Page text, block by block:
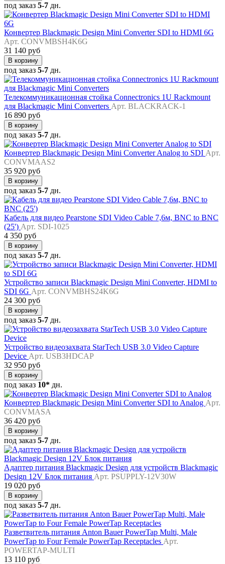
под заказ 5-7 дн.
Конвертер Blackmagic Design Mini Converter SDI to HDMI 6G
Арт. CONVMBSH4K6G
31 140 руб
В корзину
под заказ 5-7 дн.
Телекоммуникационная стойка Connectronics 1U Rackmount
для Blackmagic Mini Converters Арт. BLACKRACK-1
16 890 руб
В корзину
под заказ 5-7 дн.
Конвертер Blackmagic Design Mini Converter Analog to SDI Арт.
CONVMAAS2
35 920 руб
В корзину
под заказ 5-7 дн.
Кабель для видео Pearstone SDI Video Cable 7,6м, BNC to BNC
(25') Арт. SDI-1025
4 350 руб
В корзину
под заказ 5-7 дн.
Устройство записи Blackmagic Design Mini Converter, HDMI to
SDI 6G Арт. CONVMBHS24K6G
24 300 руб
В корзину
под заказ 5-7 дн.
Устройство видеозахвата StarTech USB 3.0 Video Capture
Device Арт. USB3HDCAP
32 950 руб
В корзину
под заказ 10* дн.
Конвертер Blackmagic Design Mini Converter SDI to Analog Арт.
CONVMASA
36 420 руб
В корзину
под заказ 5-7 дн.
Адаптер питания Blackmagic Design для устройств Blackmagic
Design 12V Блок питания Арт. PSUPPLY-12V30W
19 020 руб
В корзину
под заказ 5-7 дн.
Разветвитель питания Anton Bauer PowerTap Multi, Male
PowerTap to Four Female PowerTap Receptacles Арт.
POWERTAP-MULTI
13 110 руб